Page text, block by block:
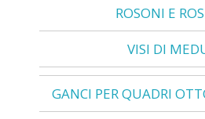
ROSONI E
VISI DI
GANCI PER QUADRI